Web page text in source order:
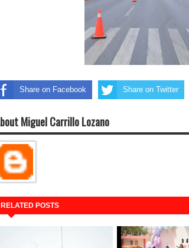
Share on Facebook Share on Twitter
Miguel Carrillo Lozano
RELATED POSTS